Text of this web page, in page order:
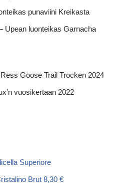
punaviini Kreikasta
Upean luonteikas Garnacha
Goose Trail Trocken 2024
vuosikertaan 2022
Superiore
Brut 8,30 €